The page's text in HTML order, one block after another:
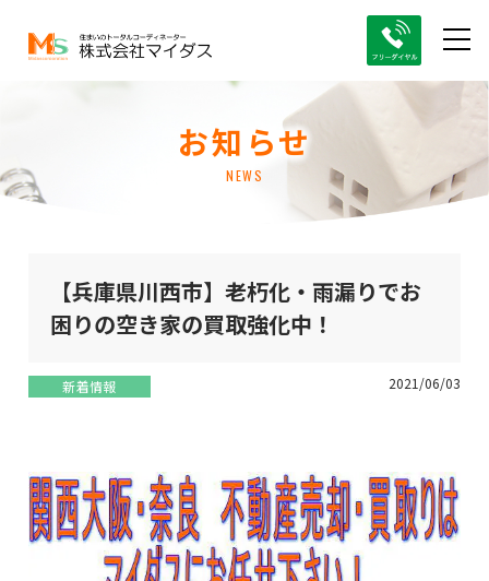
お知らせ
NEWS
【兵庫県川西市】老朽化・雨漏りでお
困りの空き家の買取強化中！
新着情報 2021/06/03